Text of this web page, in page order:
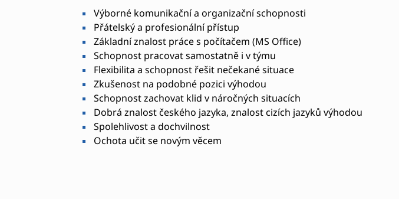
Výborné komunikační a organizační schopnosti
Přátelský a profesionální přístup
Základní znalost práce s počítačem (MS Office)
Schopnost pracovat samostatně i v týmu
Flexibilita a schopnost řešit nečekané situace
Zkušenost na podobné pozici výhodou
Schopnost zachovat klid v náročných situacích
Dobrá znalost českého jazyka, znalost cizích jazyků výhodou
Spolehlivost a dochvilnost
Ochota učit se novým věcem